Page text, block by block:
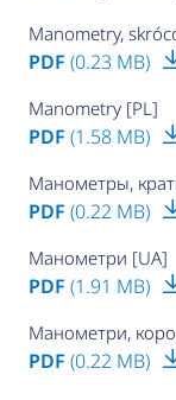
Manometry,
PDF (0.23 MB)
Manometry [PL]
PDF (1.58 MB)
Манометры,
PDF (0.22 MB)
Манометри [UA]
PDF (1.91 MB)
Манометри,
PDF (0.22 MB)